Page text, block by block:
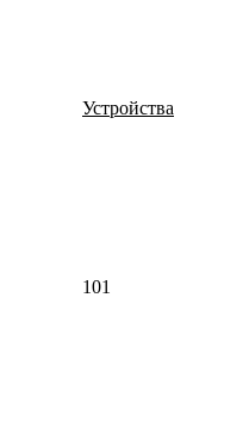
Устройства
101